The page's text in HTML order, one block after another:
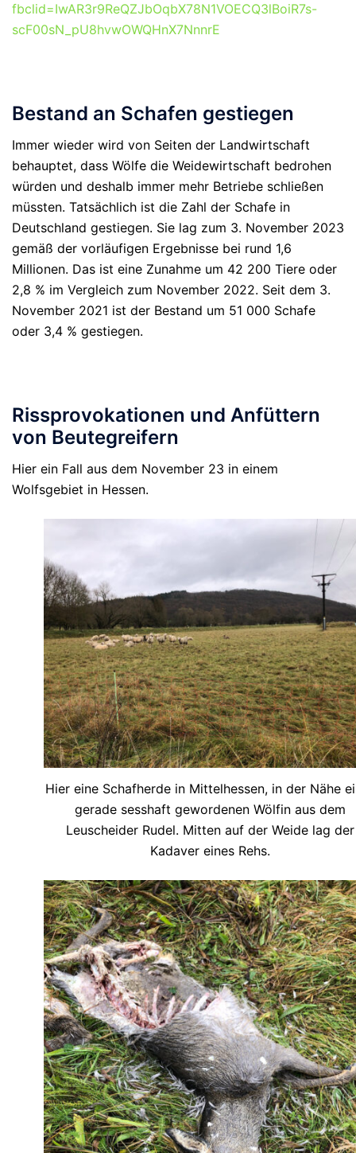
fbclid=IwAR3r9ReQZJbOqbX78N1VOECQ3lBoiR7s-
scF00sN_pU8hvwOWQHnX7NnnrE
Bestand an Schafen gestiegen
Immer wieder wird von Seiten der Landwirtschaft
behauptet, dass Wölfe die Weidewirtschaft bedrohen
würden und deshalb immer mehr Betriebe schließen
müssten. Tatsächlich ist die Zahl der Schafe in
Deutschland gestiegen. Sie lag zum 3. November 2023
gemäß der vorläufigen Ergebnisse bei rund 1,6
Millionen. Das ist eine Zunahme um 42 200 Tiere oder
2,8 % im Vergleich zum November 2022. Seit dem 3.
November 2021 ist der Bestand um 51 000 Schafe
oder 3,4 % gestiegen.
Rissprovokationen und Anfüttern
von Beutegreifern
Hier ein Fall aus dem November 23 in einem
Wolfsgebiet in Hessen.
Hier eine Schafherde in Mittelhessen, in der Nähe
gerade sesshaft gewordenen Wölfin aus dem
Leuscheider Rudel. Mitten auf der Weide lag der
Kadaver eines Rehs.